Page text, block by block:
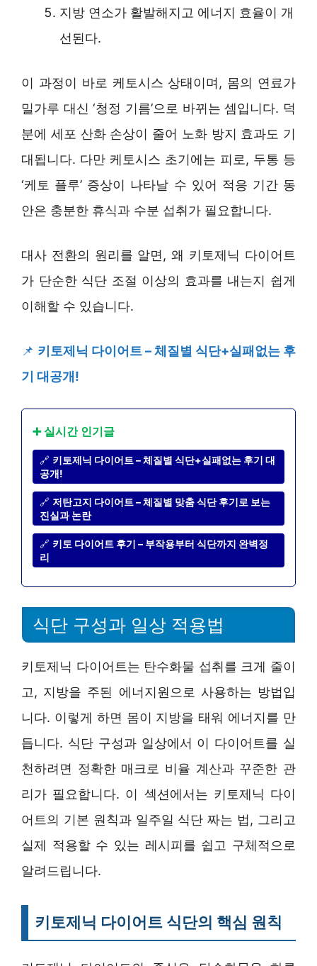
지방 연소가 활발해지고 에너지 효율이 개
선된다.
이 과정이 바로 케토시스 상태이며, 몸의 연료가
밀가루 대신 ‘청정 기름’으로 바뀌는 셈입니다. 덕
분에 세포 산화 손상이 줄어 노화 방지 효과도 기
대됩니다. 다만 케토시스 초기에는 피로, 두통 등
‘케토 플루’ 증상이 나타날 수 있어 적응 기간 동
안은 충분한 휴식과 수분 섭취가 필요합니다.
대사 전환의 원리를 알면, 왜 키토제닉 다이어트
가 단순한 식단 조절 이상의 효과를 내는지 쉽게
이해할 수 있습니다.
📌 키토제닉 다이어트 – 체질별 식단+실패없는 후
기 대공개!
➕ 실시간 인기글
🔗 키토제닉 다이어트 – 체질별 식단+실패없는 후기 대
공개!
🔗 저탄고지 다이어트 – 체질별 맞춤 식단 후기로 보는
진실과 논란
🔗 키토 다이어트 후기 – 부작용부터 식단까지 완벽정
리
식단 구성과 일상 적용법
키토제닉 다이어트는 탄수화물 섭취를 크게 줄이
고, 지방을 주된 에너지원으로 사용하는 방법입
니다. 이렇게 하면 몸이 지방을 태워 에너지를 만
듭니다. 식단 구성과 일상에서 이 다이어트를 실
천하려면 정확한 매크로 비율 계산과 꾸준한 관
리가 필요합니다. 이 섹션에서는 키토제닉 다이
어트의 기본 원칙과 일주일 식단 짜는 법, 그리고
실제 적용할 수 있는 레시피를 쉽고 구체적으로
알려드립니다.
키토제닉 다이어트 식단의 핵심 원칙